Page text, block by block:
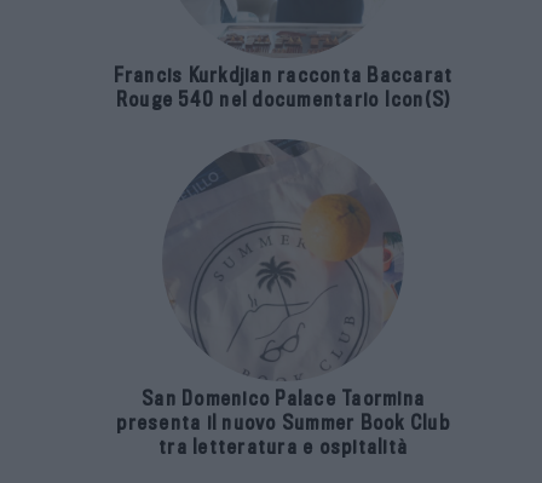
Francis Kurkdjian racconta Baccarat
Rouge 540 nel documentario Icon(S)
San Domenico Palace Taormina
presenta il nuovo Summer Book Club
tra letteratura e ospitalità